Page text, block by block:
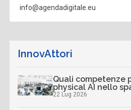
info@agendadigitale.eu
InnovAttori
Quali competenze
physical AI nello
22 Lug 2026